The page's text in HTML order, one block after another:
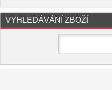
VYHLEDÁVÁNÍ ZBOŽÍ